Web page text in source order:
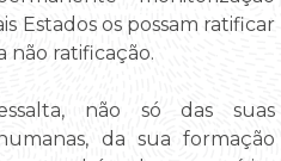
Estados os possam ratificar
não ratificação.
não só das suas
da sua formação